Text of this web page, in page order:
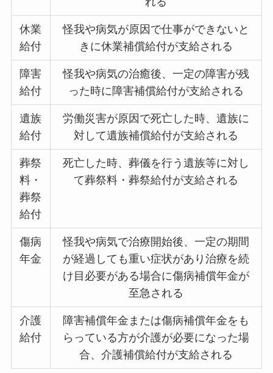
休業
給付
怪我や病気が原因で仕事ができないと
きに休業補償給付が支給される
障害
給付
怪我や病気の治癒後、一定の障害が残
った時に障害補償給付が支給される
遺族
給付
労働災害が原因で死亡した時、遺族に
対して遺族補償給付が支給される
葬祭
料・
葬祭
給付
死亡した時、葬儀を行う遺族等に対し
て葬祭料・葬祭給付が支給される
傷病
年金
怪我や病気で治療開始後、一定の期間
が経過しても重い症状があり治療を続
け目必要がある場合に傷病補償年金が
至急される
介護
給付
障害補償年金または傷病補償年金をも
らっている方が介護が必要になった場
合、介護補償給付が支給される